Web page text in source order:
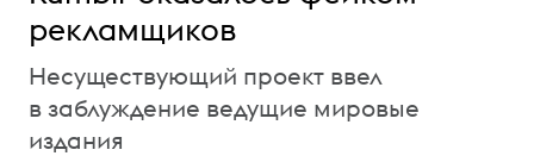
рекламщиков
Несуществующий проект ввел
в заблуждение ведущие мировые
издания